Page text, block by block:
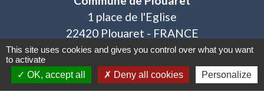
1 place de l'Eglise
22420 Plouaret - FRANCE
+33 2 96 46 62 02
This site uses cookies and gives you control over what you want
to activate
OK, accept all
Deny all cookies Personalize